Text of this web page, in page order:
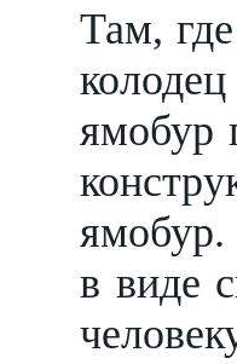
Там,
ямобур
в виде